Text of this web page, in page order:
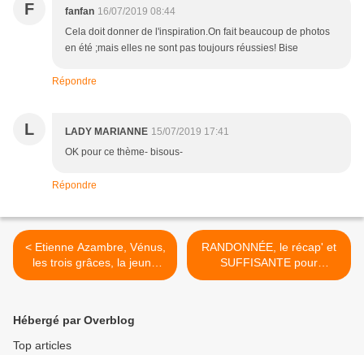
F fanfan 16/07/2019 08:44
Cela doit donner de l'inspiration.On fait beaucoup de photos
en été ;mais elles ne sont pas toujours réussies! Bise
Répondre
L LADY MARIANNE 15/07/2019 17:41
OK pour ce thème- bisous-
Répondre
< Etienne Azambre, Vénus,
les trois grâces, la jeune
fille et les deux femmes
RANDONNÉE, le récap' et
SUFFISANTE pour
mercredi 17 juillet - Lenaïg
Hébergé par Overblog
Top articles